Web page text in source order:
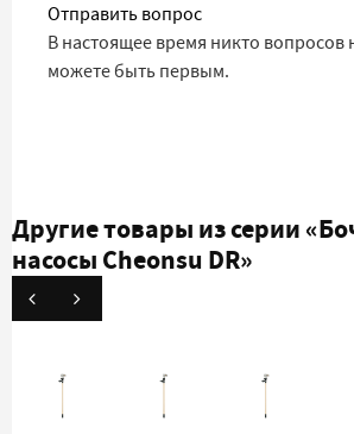
Отправить вопрос
В настоящее время никто вопросов
можете быть первым.
Другие товары из серии
насосы Cheonsu DR»